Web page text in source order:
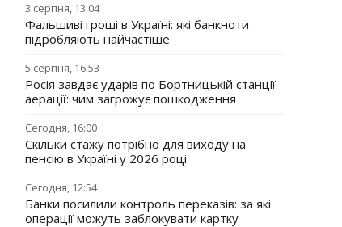
3 серпня, 13:04
Фальшиві гроші в Україні: які банкноти
підробляють найчастіше
5 серпня, 16:53
Росія завдає ударів по Бортницькій станції
аерації: чим загрожує пошкодження
Сегодня, 16:00
Скільки стажу потрібно для виходу на
пенсію в Україні у 2026 році
Сегодня, 12:54
Банки посилили контроль переказів: за які
операції можуть заблокувати картку